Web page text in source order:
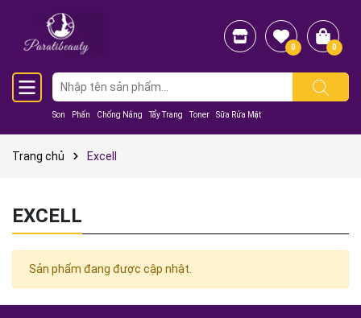
Son Phấn Chống Nắng Tẩy Trang Toner Sữa Rửa Mặt
0 0
Trang chủ Excell
EXCELL
Sản phẩm đang được cập nhật.